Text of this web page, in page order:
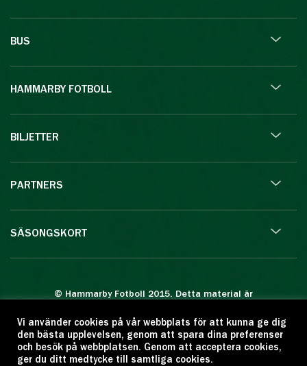
BUS
HAMMARBY FOTBOLL
BILJETTER
PARTNERS
SÄSONGSKORT
© Hammarby Fotboll 2015. Detta material är
Eftertryck eller annan kopiering är förbjuden.
Citera oss gärna men ange källan:
www.hammarbyfotboll.se. Ansvarig utgivare:
Vi använder cookies på vår webbplats för att kunna ge dig
den bästa upplevelsen, genom att spara dina preferenser
och besök på webbplatsen. Genom att acceptera cookies,
ger du ditt medtycke till samtliga cookies.